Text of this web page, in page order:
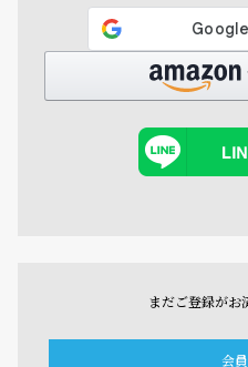
まだご登録がお
会